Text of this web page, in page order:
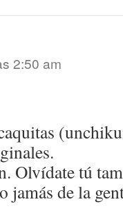
2:50 am
Olvídate tú
jamás de la